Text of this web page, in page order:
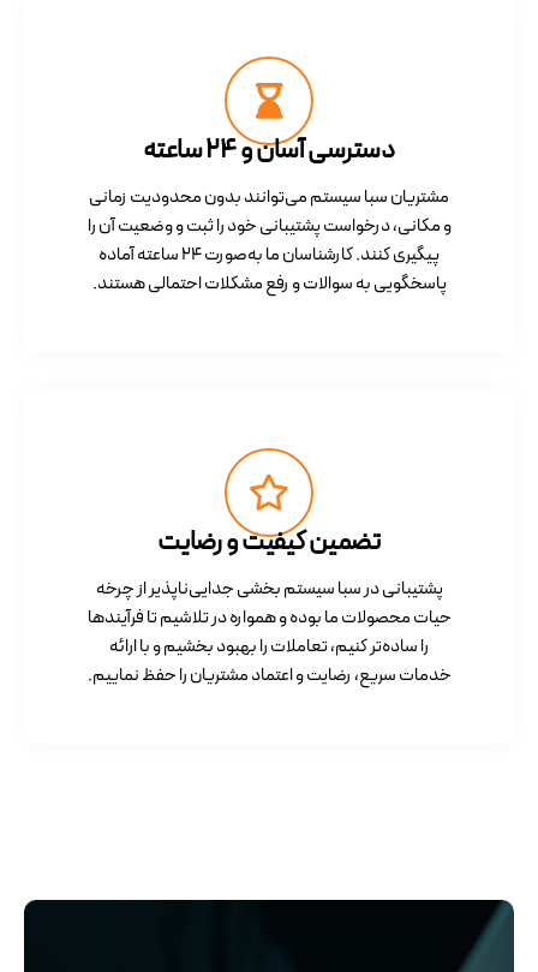
دسترسی آسان و ۲۴ ساعته
مشتریان سبا سیستم می‌توانند بدون محدودیت زمانی
و مکانی، درخواست پشتیبانی خود را ثبت و وضعیت آن را
پیگیری کنند. کارشناسان ما به‌صورت ۲۴ ساعته آماده
پاسخگویی به سوالات و رفع مشکلات احتمالی هستند.
تضمین کیفیت و رضایت
پشتیبانی در سبا سیستم بخشی جدایی‌ناپذیر از چرخه
حیات محصولات ما بوده و همواره در تلاشیم تا فرآیندها
را ساده‌تر کنیم، تعاملات را بهبود بخشیم و با ارائه
خدمات سریع، رضایت و اعتماد مشتریان را حفظ نماییم.